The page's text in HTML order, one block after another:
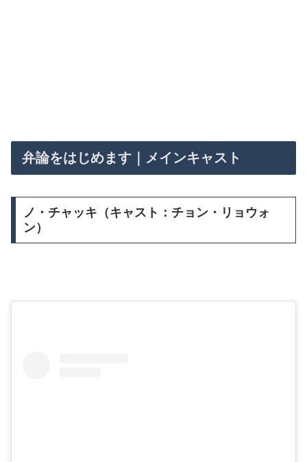
弁論をはじめます｜メインキャスト
ノ・チャッキ（キャスト：チョン・リョウォ
ン）